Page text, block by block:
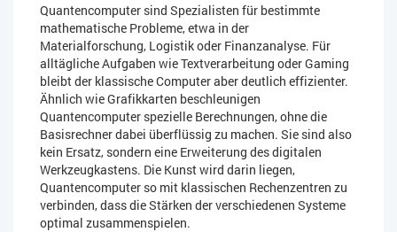
Quantencomputer sind Spezialisten für bestimmte
mathematische Probleme, etwa in der
Materialforschung, Logistik oder Finanzanalyse. Für
alltägliche Aufgaben wie Textverarbeitung oder Gaming
bleibt der klassische Computer aber deutlich effizienter.
Ähnlich wie Grafikkarten beschleunigen
Quantencomputer spezielle Berechnungen, ohne die
Basisrechner dabei überflüssig zu machen. Sie sind also
kein Ersatz, sondern eine Erweiterung des digitalen
Werkzeugkastens. Die Kunst wird darin liegen,
Quantencomputer so mit klassischen Rechenzentren zu
verbinden, dass die Stärken der verschiedenen Systeme
optimal zusammenspielen.